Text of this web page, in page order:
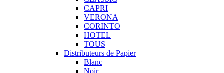
CAPRI
VERONA
CORINTO
HOTEL
TOUS
Distributeurs de Papier
Blanc
Noir